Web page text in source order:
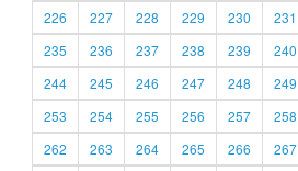
226
227 228 229 230 231
235
236 237 238 239 240
244
245 246 247 248 249
253
254 255 256 257 258
262
263 264 265 266 267